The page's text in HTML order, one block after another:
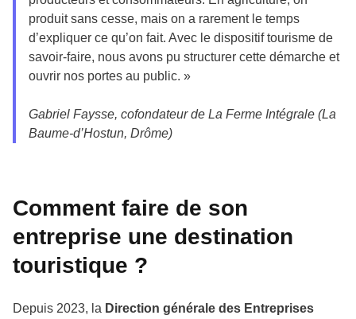
produit sans cesse, mais on a rarement le temps
d’expliquer ce qu’on fait. Avec le dispositif tourisme de
savoir-faire, nous avons pu structurer cette démarche et
ouvrir nos portes au public. »
Gabriel Faysse, cofondateur de La Ferme Intégrale (La
Baume-d’Hostun, Drôme)
Comment faire de son
entreprise une destination
touristique ?
Depuis 2023, la Direction générale des Entreprises